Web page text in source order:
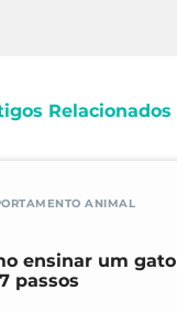
Relacionados
ANIMAL
ensinar um gato
passos